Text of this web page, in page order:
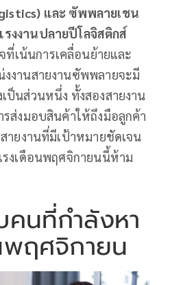
และ ซัพพลายเชน
รงงานปลายปีโลจิสติกส์
ที่เน้นการเคลื่อนย้ายและ
งานสายงานซัพพลายจะมี
ป็นส่วนหนึ่ง ทั้งสองสายงาน
ส่งมอบสินค้าให้ถึงมือลูกค้า
ายงานที่มีเป้าหมายชัดเจน
งเดือนพฤศจิกายนนี้ห้าม
คนที่กำลังหา
พฤศจิกายน